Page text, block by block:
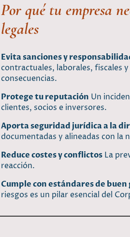
Por qué tu empresa
legales
Evita sanciones y
contractuales, laborales, fiscales
consecuencias.
Protege tu reputación Un
clientes, socios e inversores.
Aporta seguridad jurídica a la
documentadas y alineadas con la
Reduce costes y conflictos La
reacción.
Cumple con estándares de
riesgos es un pilar esencial del